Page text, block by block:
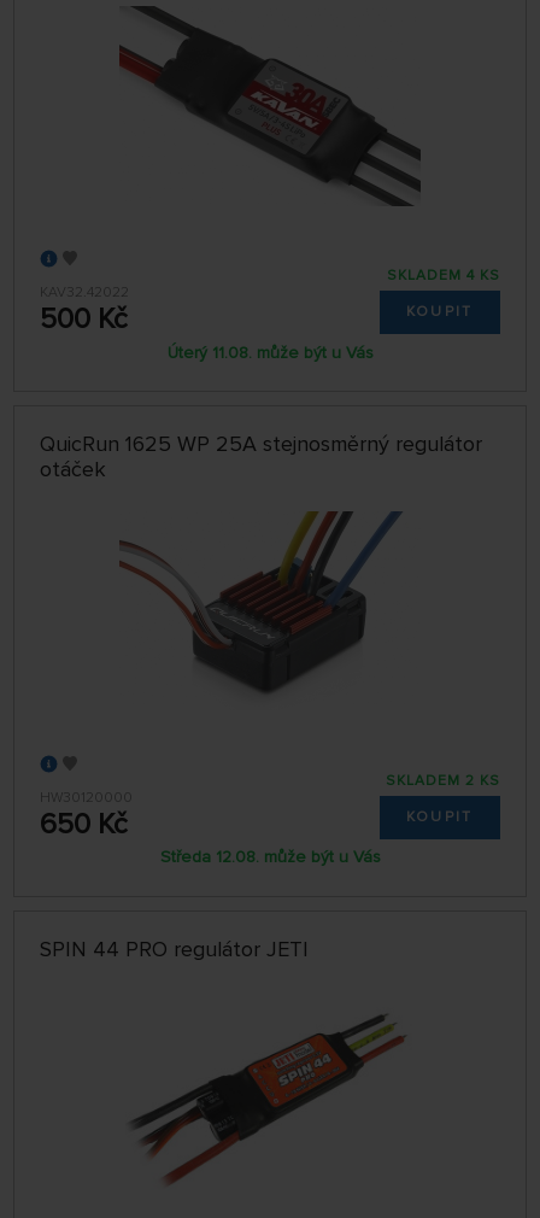
KAV32.42022
500 Kč
SKLADEM 4 KS
KOUPIT
Úterý 11.08. může být u Vás
QuicRun 1625 WP 25A stejnosměrný regulátor
otáček
HW30120000
650 Kč
SKLADEM 2 KS
KOUPIT
Středa 12.08. může být u Vás
SPIN 44 PRO regulátor JETI